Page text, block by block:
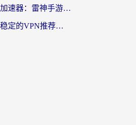
海外党选回国加速器：雷神手游和洞见哪个好？附iPhone免费VPN推荐及ChickCNUfunR实测
海外党必看：稳定的VPN推荐及回国加速器选择全攻略——告别地域限制，轻松刷国内资源